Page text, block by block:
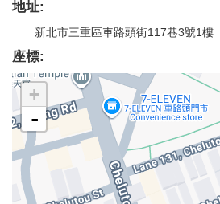
地址:
新北市三重區車路頭街117巷3號1樓
座標:
+
-